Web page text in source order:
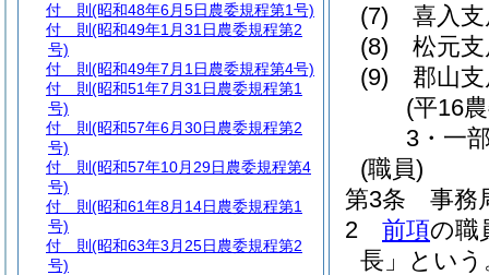
(7)
喜入
(8)
松元
(9)
郡山
(平16
3・一
(職員)
第3条
事務
2
前項の職
長」という
付 則 (昭和48年6月5日農委規程第1号)
付 則 (昭和49年1月31日農委規程第2
号)
付 則 (昭和49年7月1日農委規程第4号)
付 則 (昭和51年7月31日農委規程第1
号)
付 則 (昭和57年6月30日農委規程第2
号)
付 則 (昭和57年10月29日農委規程第4
号)
付 則 (昭和61年8月14日農委規程第1
号)
付 則 (昭和63年3月25日農委規程第2
号)